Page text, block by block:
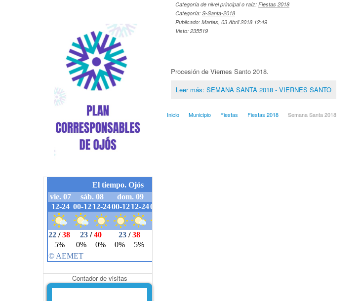
Contador de visitas
Categoría de nivel principal o raíz: Fiestas 2018
Categoría: S-Santa-2018
Publicado: Martes, 03 Abril 2018 12:49
Visto: 235519
Procesión de Viernes Santo 2018.
Leer más: SEMANA SANTA 2018 - VIERNES SANTO
Inicio Municipio Fiestas Fiestas 2018 Semana Santa 2018